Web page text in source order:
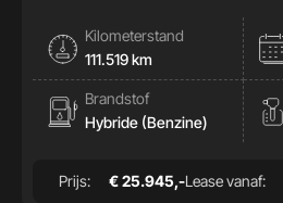
Kilometerstand
111.519 km
Brandstof
Hybride (Benzine)
Prijs: € 25.945,-Lease vanaf: